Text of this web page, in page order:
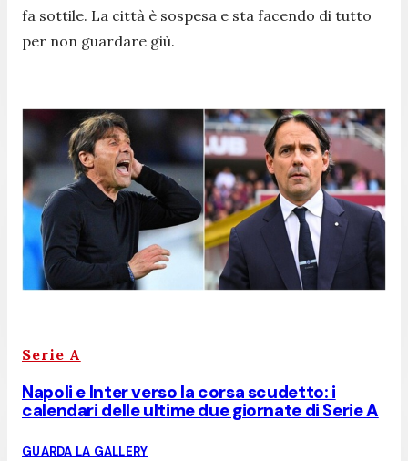
fa sottile. La città è sospesa e sta facendo di tutto
per non guardare giù.
Serie A
Napoli e Inter verso la corsa scudetto: i
calendari delle ultime due giornate di Serie A
GUARDA LA GALLERY